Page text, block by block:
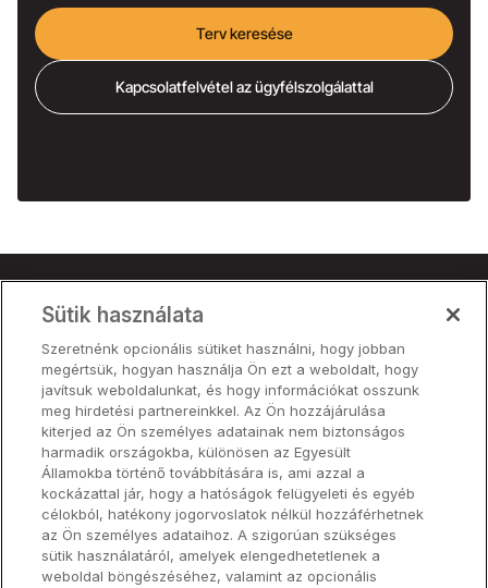
Terv keresése
Kapcsolatfelvétel az ügyfélszolgálattal
Termék
Árak
Partnerek
Termék
Hardver
Névjegy
Sütik használata
Szeretnénk opcionális sütiket használni, hogy jobban
megértsük, hogyan használja Ön ezt a weboldalt, hogy
javítsuk weboldalunkat, és hogy információkat osszunk
meg hirdetési partnereinkkel. Az Ön hozzájárulása
kiterjed az Ön személyes adatainak nem biztonságos
harmadik országokba, különösen az Egyesült
Államokba történő továbbítására is, ami azzal a
kockázattal jár, hogy a hatóságok felügyeleti és egyéb
célokból, hatékony jogorvoslatok nélkül hozzáférhetnek
az Ön személyes adataihoz. A szigorúan szükséges
sütik használatáról, amelyek elengedhetetlenek a
weboldal böngészéséhez, valamint az opcionális